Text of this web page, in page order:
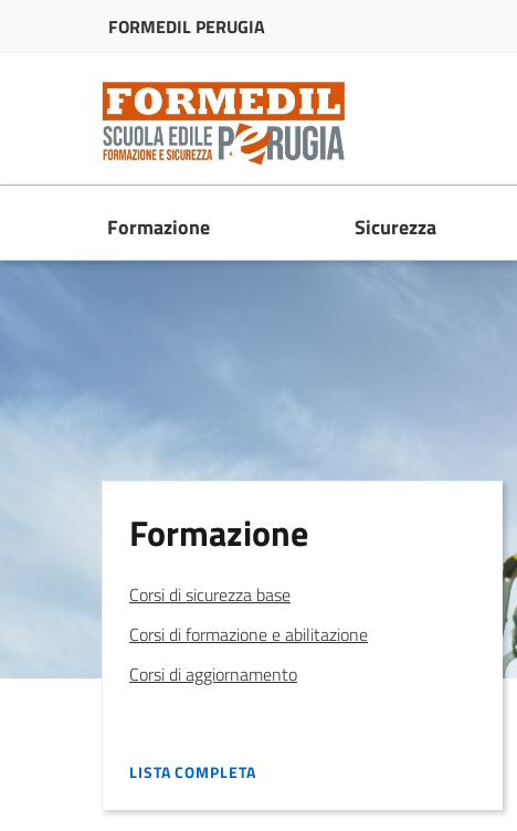
FORMEDIL PERUGIA
Formazione Sicurezza
Formazione
Corsi di sicurezza base
Corsi di formazione e abilitazione
Corsi di aggiornamento
LISTA COMPLETA